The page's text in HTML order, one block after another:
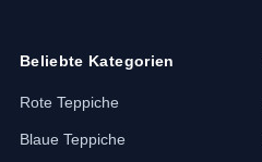
Beliebte Kategorien
Rote Teppiche
Blaue Teppiche